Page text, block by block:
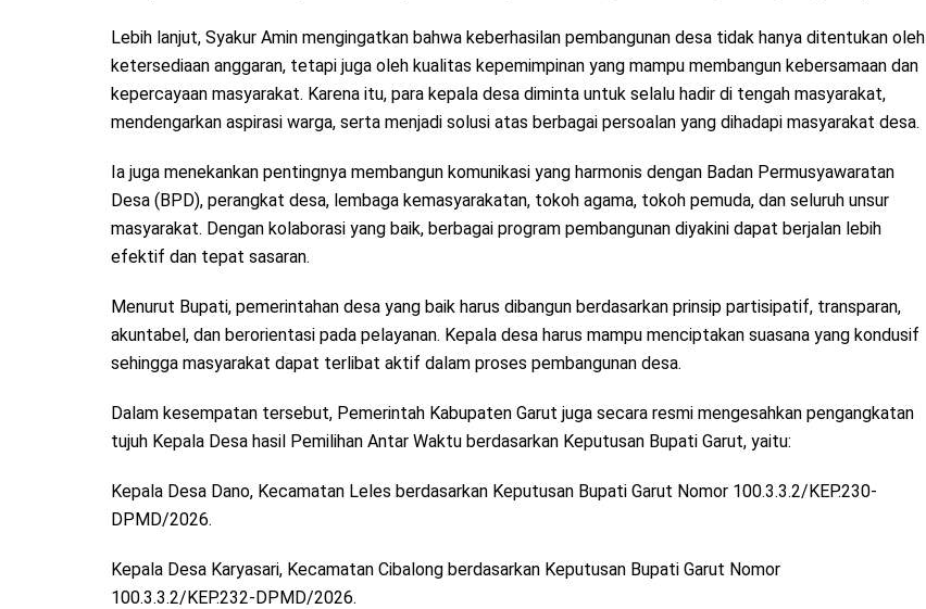
Lebih lanjut, Syakur Amin mengingatkan bahwa keberhasilan pembangunan desa tidak hanya ditentukan oleh
ketersediaan anggaran, tetapi juga oleh kualitas kepemimpinan yang mampu membangun kebersamaan dan
kepercayaan masyarakat. Karena itu, para kepala desa diminta untuk selalu hadir di tengah masyarakat,
mendengarkan aspirasi warga, serta menjadi solusi atas berbagai persoalan yang dihadapi masyarakat desa.
Ia juga menekankan pentingnya membangun komunikasi yang harmonis dengan Badan Permusyawaratan
Desa (BPD), perangkat desa, lembaga kemasyarakatan, tokoh agama, tokoh pemuda, dan seluruh unsur
masyarakat. Dengan kolaborasi yang baik, berbagai program pembangunan diyakini dapat berjalan lebih
efektif dan tepat sasaran.
Menurut Bupati, pemerintahan desa yang baik harus dibangun berdasarkan prinsip partisipatif, transparan,
akuntabel, dan berorientasi pada pelayanan. Kepala desa harus mampu menciptakan suasana yang kondusif
sehingga masyarakat dapat terlibat aktif dalam proses pembangunan desa.
Dalam kesempatan tersebut, Pemerintah Kabupaten Garut juga secara resmi mengesahkan pengangkatan
tujuh Kepala Desa hasil Pemilihan Antar Waktu berdasarkan Keputusan Bupati Garut, yaitu:
Kepala Desa Dano, Kecamatan Leles berdasarkan Keputusan Bupati Garut Nomor 100.3.3.2/KEP.230-
DPMD/2026.
Kepala Desa Karyasari, Kecamatan Cibalong berdasarkan Keputusan Bupati Garut Nomor
100.3.3.2/KEP.232-DPMD/2026.